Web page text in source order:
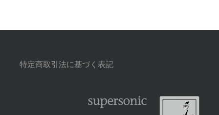
特定商取引法に基づく表記